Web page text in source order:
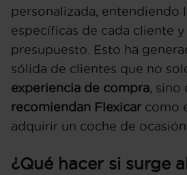
personalizada, entendiendo
específicas de cada cliente
presupuesto. Esto ha
sólida de clientes que no
experiencia de compra, sino
recomiendan Flexicarcomo
adquirir un coche de ocasión.
¿Qué hacer si surge